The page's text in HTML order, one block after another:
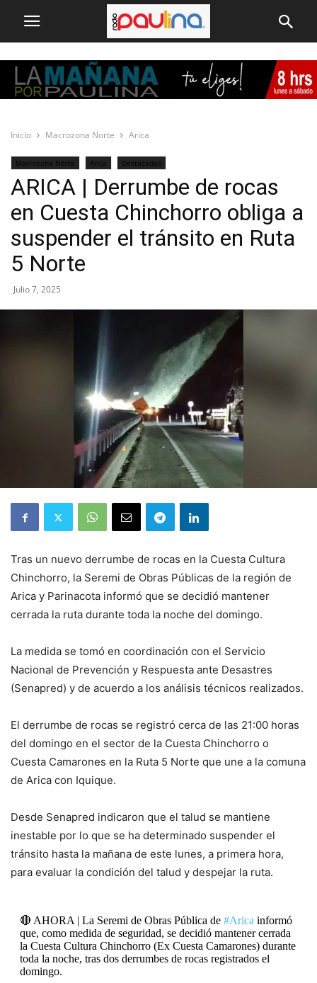
Inicio Macrozona Norte Arica
Macrozona Norte Arica Destacadas
ARICA | Derrumbe de rocas
en Cuesta Chinchorro obliga a
suspender el tránsito en Ruta
5 Norte
Julio 7, 2025
Tras un nuevo derrumbe de rocas en la Cuesta Cultura
Chinchorro, la Seremi de Obras Públicas de la región de
Arica y Parinacota informó que se decidió mantener
cerrada la ruta durante toda la noche del domingo.
La medida se tomó en coordinación con el Servicio
Nacional de Prevención y Respuesta ante Desastres
(Senapred) y de acuerdo a los análisis técnicos realizados.
El derrumbe de rocas se registró cerca de las 21:00 horas
del domingo en el sector de la Cuesta Chinchorro o
Cuesta Camarones en la Ruta 5 Norte que une a la comuna
de Arica con Iquique.
Desde Senapred indicaron que el talud se mantiene
inestable por lo que se ha determinado suspender el
tránsito hasta la mañana de este lunes, a primera hora,
para evaluar la condición del talud y despejar la ruta.
🔴 AHORA | La Seremi de Obras Pública de #Arica informó
que, como medida de seguridad, se decidió mantener cerrada
la Cuesta Cultura Chinchorro (Ex Cuesta Camarones) durante
toda la noche, tras dos derrumbes de rocas registrados el
domingo.